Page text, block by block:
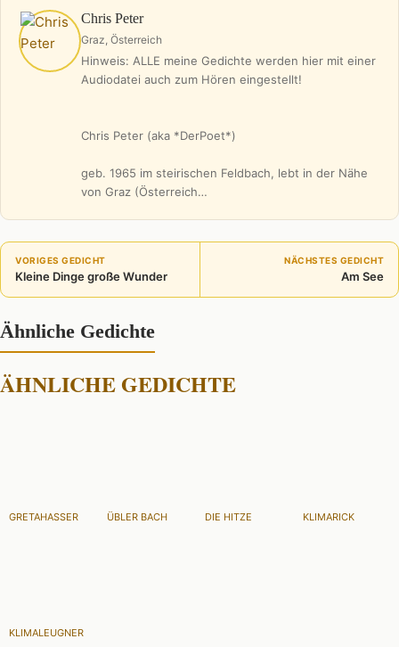
Chris Peter
Graz, Österreich
Hinweis: ALLE meine Gedichte werden hier mit einer
Audiodatei auch zum Hören eingestellt!
Chris Peter (aka *DerPoet*)
geb. 1965 im steirischen Feldbach, lebt in der Nähe
von Graz (Österreich…
VORIGES GEDICHT
Kleine Dinge große Wunder
NÄCHSTES GEDICHT
Am See
Ähnliche Gedichte
ÄHNLICHE GEDICHTE
GRETAHASSER ÜBLER BACH DIE HITZE KLIMARICK
KLIMALEUGNER